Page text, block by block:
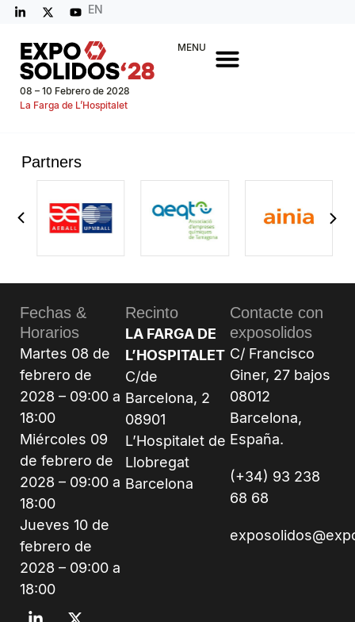
EN
08 – 10 Febrero de 2028
La Farga de L’Hospitalet
MENU
Partners
Fechas &
Horarios
Martes 08 de
febrero de
2028 – 09:00 a
18:00
Miércoles 09
de febrero de
2028 – 09:00 a
18:00
Jueves 10 de
febrero de
2028 – 09:00 a
18:00
Recinto
LA FARGA DE
L’HOSPITALET
C/de
Barcelona, 2
08901
L’Hospitalet de
Llobregat
Barcelona
Contacte con
exposolidos
C/ Francisco
Giner, 27 bajos
08012
Barcelona,
España.
(+34) 93 238
68 68